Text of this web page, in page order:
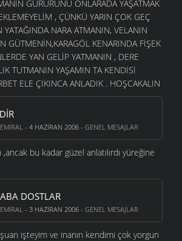
GURURUNU ONLARADA YAŞATMAK
, ÇÜNKÜ YARIN ÇOK GEÇ
YATAĞINDA NARA ATMANIN, VELANIN
GÜTMENİN,KARAGÖL KENARINDA FİŞEK
YAN GELİP YATMANIN , DERE
TUTMANIN YAŞAMIN TA KENDİSİ
ELE ÇIKINCA ANLADIK . HOŞCAKALIN
- 4 HAZIRAN 2006 - GENEL MESAJLAR
bu kadar güzel anlatılırdı yüreğine
DOSTLAR
- 3 HAZIRAN 2006 - GENEL MESAJLAR
işteyim ve inanın kendimi çok yorgun